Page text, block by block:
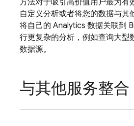
方法对于吸引高价值用户最为有
自定义分析或者将您的数据与其
将自己的 Analytics 数据关联到
行更复杂的分析，例如查询大型
数据源。
与其他服务整合